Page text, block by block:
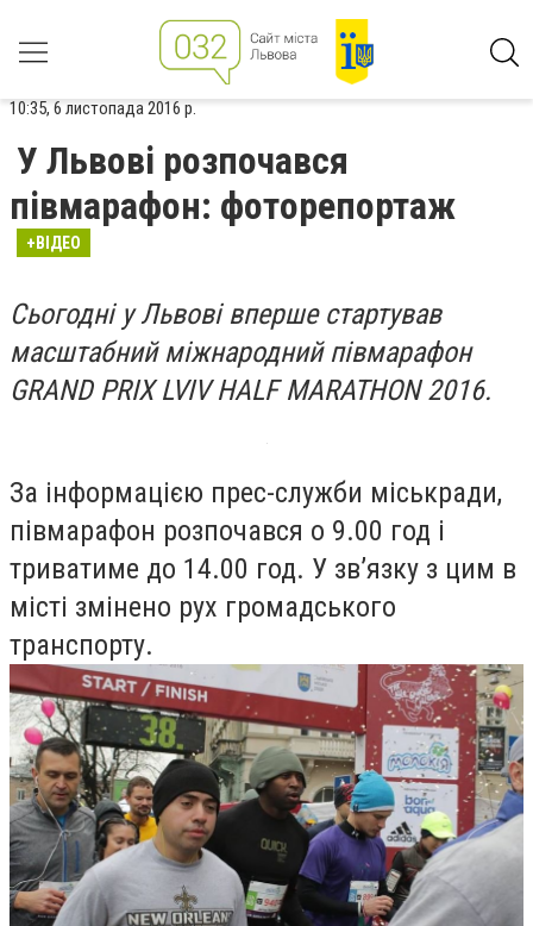
10:35, 6 листопада 2016 р.
У Львові розпочався
півмарафон: фоторепортаж
+ВІДЕО
Сьогодні у Львові вперше стартував
масштабний міжнародний півмарафон
GRAND PRIX LVIV HALF MARATHON 2016.
За інформацією прес-служби міськради,
півмарафон розпочався о 9.00 год і
триватиме до 14.00 год. У зв’язку з цим в
місті змінено рух громадського
транспорту.